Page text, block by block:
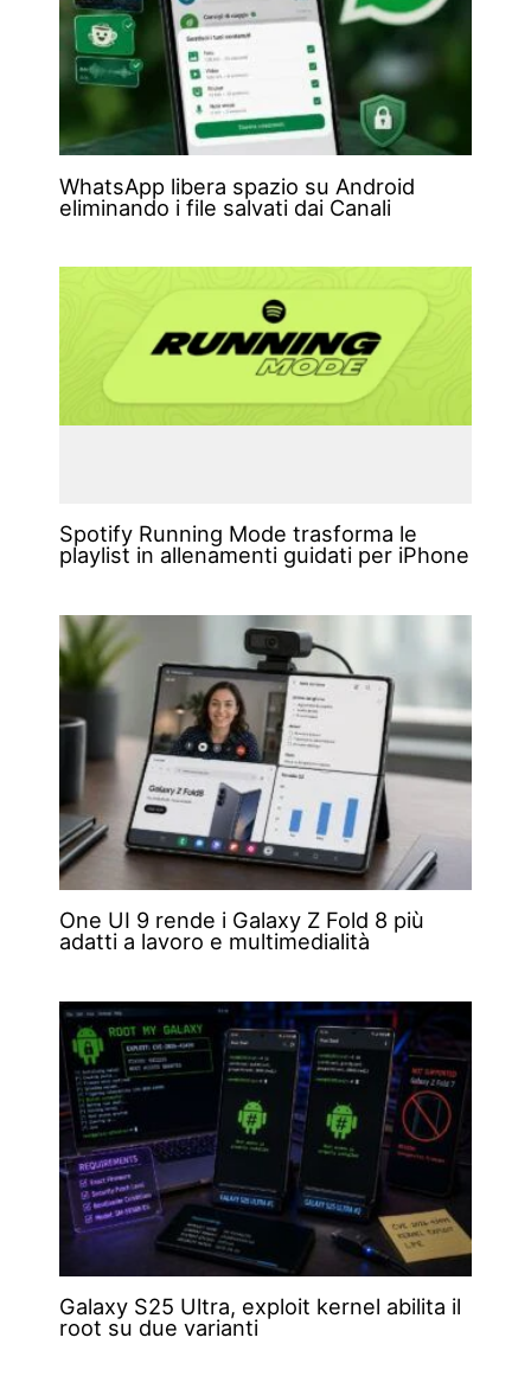
WhatsApp libera spazio su Android
eliminando i file salvati dai Canali
Spotify Running Mode trasforma le
playlist in allenamenti guidati per iPhone
One UI 9 rende i Galaxy Z Fold 8 più
adatti a lavoro e multimedialità
Galaxy S25 Ultra, exploit kernel abilita il
root su due varianti